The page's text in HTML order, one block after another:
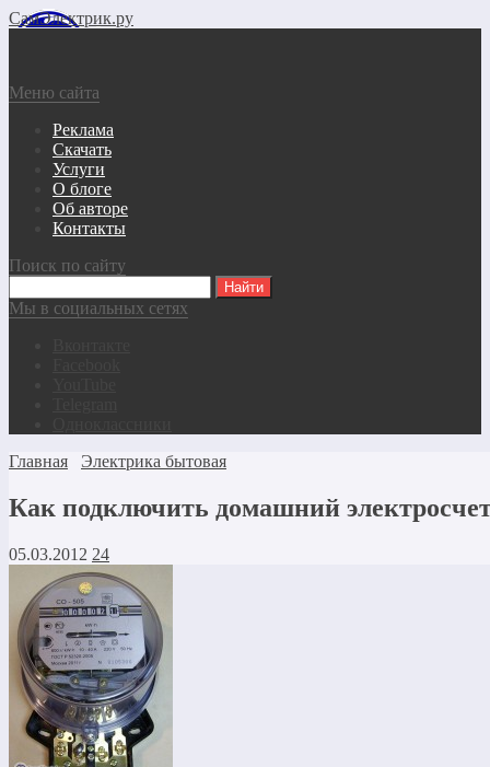
СамЭлектрик.ру
Меню сайта
Реклама
Скачать
Услуги
О блоге
Об авторе
Контакты
Поиск по сайту
Мы в социальных сетях
Главная
Электрика бытовая
Как подключить домашний
05.03.2012 24